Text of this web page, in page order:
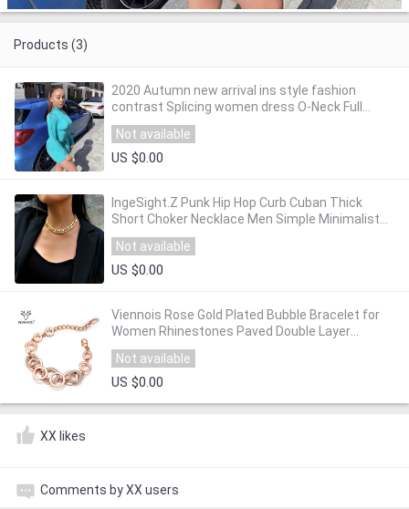
Products (3)
2020 Autumn new arrival ins style fashion
contrast Splicing women dress O-Neck Full
sleeve street Casual wild slim Base dresses
Not available
US $0.00
IngeSight.Z Punk Hip Hop Curb Cuban Thick
Short Choker Necklace Men Simple Minimalist
Chunky Collar Necklace Women Jewelry Party
Not available
US $0.00
Viennois Rose Gold Plated Bubble Bracelet for
Women Rhinestones Paved Double Layer
Bracelet Fashion Bracelet for Women
Not available
US $0.00
XX likes
Comments by XX users